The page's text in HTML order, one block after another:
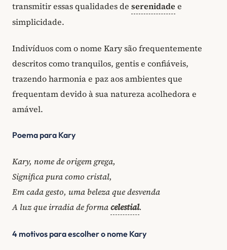
transmitir essas qualidades de serenidade e
simplicidade.
Indivíduos com o nome Kary são frequentemente
descritos como tranquilos, gentis e confiáveis,
trazendo harmonia e paz aos ambientes que
frequentam devido à sua natureza acolhedora e
amável.
Poema para Kary
Kary, nome de origem grega,
Significa pura como cristal,
Em cada gesto, uma beleza que desvenda
A luz que irradia de formacelestial.
4 motivos para escolher o nome Kary